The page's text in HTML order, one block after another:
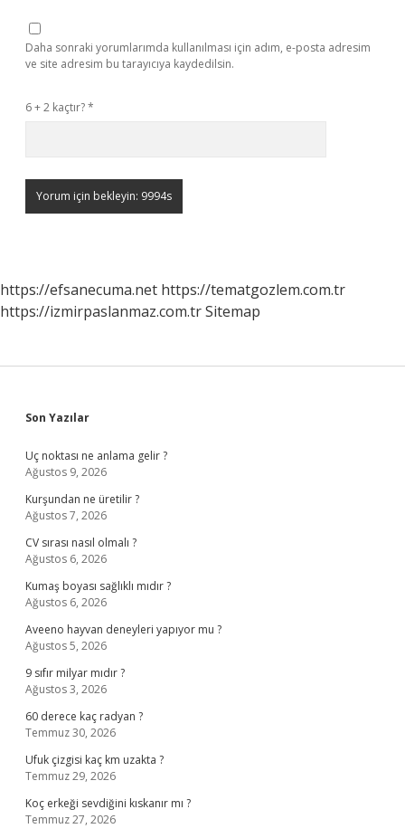
Daha sonraki yorumlarımda kullanılması için adım, e-posta adresim
ve site adresim bu tarayıcıya kaydedilsin.
6 + 2 kaçtır?*
https://efsanecuma.net https://tematgozlem.com.tr
https://izmirpaslanmaz.com.trSitemap
Sidebar
Son Yazılar
Uç noktası ne anlama gelir ?
Ağustos 9, 2026
Kurşundan ne üretilir ?
Ağustos 7, 2026
CV sırası nasıl olmalı ?
Ağustos 6, 2026
Kumaş boyası sağlıklı mıdır ?
Ağustos 6, 2026
Aveeno hayvan deneyleri yapıyor mu ?
Ağustos 5, 2026
9 sıfır milyar mıdır ?
Ağustos 3, 2026
60 derece kaç radyan ?
Temmuz 30, 2026
Ufuk çizgisi kaç km uzakta ?
Temmuz 29, 2026
Koç erkeği sevdiğini kıskanır mı ?
Temmuz 27, 2026